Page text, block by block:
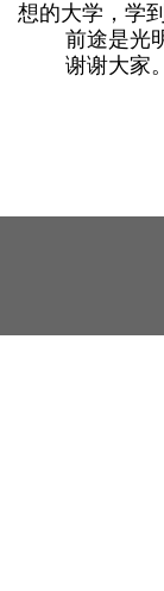
想的大学，学
前途是光
谢谢大家。